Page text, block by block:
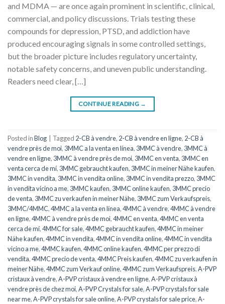
and MDMA — are once again prominent in scientific, clinical,
commercial, and policy discussions. Trials testing these
compounds for depression, PTSD, and addiction have
produced encouraging signals in some controlled settings,
but the broader picture includes regulatory uncertainty,
notable safety concerns, and uneven public understanding.
Readers need clear, […]
CONTINUE READING →
Posted inBlog Tagged 2-CB à vendre, 2-CB à vendre en ligne, 2-CB à
vendre près de moi, 3MMC a la venta en línea, 3MMC à vendre, 3MMC à
vendre en ligne, 3MMC à vendre près de moi, 3MMC en venta, 3MMC en
venta cerca de mí, 3MMC gebraucht kaufen, 3MMC in meiner Nähe kaufen,
3MMC in vendita, 3MMC in vendita online, 3MMC in vendita prezzo, 3MMC
in vendita vicino a me, 3MMC kaufen, 3MMC online kaufen, 3MMC precio
de venta, 3MMC zu verkaufen in meiner Nähe, 3MMC zum Verkaufspreis,
3MMC/4MMC,4MMC a la venta en línea,4MMC à vendre,4MMC à vendre
en ligne,4MMC à vendre près de moi,4MMC en venta,4MMC en venta
cerca de mí,4MMC for sale,4MMC gebraucht kaufen,4MMC in meiner
Nähe kaufen,4MMC in vendita,4MMC in vendita online,4MMC in vendita
vicino a me,4MMC kaufen,4MMC online kaufen,4MMC per prezzo di
vendita,4MMC precio de venta,4MMC Preis kaufen,4MMC zu verkaufen in
meiner Nähe,4MMC zum Verkauf online,4MMC zum Verkaufspreis,A-PVP
cristaux à vendre,A-PVP cristaux à vendre en ligne,A-PVP cristaux à
vendre près de chez moi,A-PVP Crystals for sale,A-PVP crystals for sale
near me,A-PVP crystals for sale online,A-PVP crystals for sale price,A-